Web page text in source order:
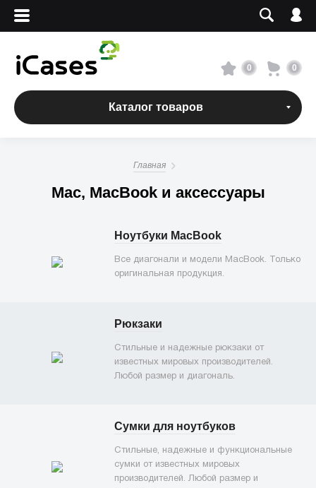
Вход
Сервисный центр
О магазине
+7 495 960-31-54
0 0
Каталог товаров
Главная
Mac, MacBook и аксессуары
Ноутбуки MacBook
Все диагонали и модели MacBook. Только
оригинальная продукция.
Рюкзаки
Стильные и надежные рюкзаки от
известных мировых производителей.
Любой размер и диагональ.
Сумки для ноутбуков
Стильные, надежные и функциональные
сумки от известных мировых
производителей. Любой размер и